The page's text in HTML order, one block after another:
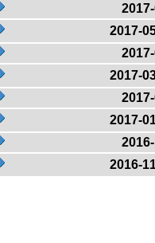
2017-
2017-
2017-
2016-